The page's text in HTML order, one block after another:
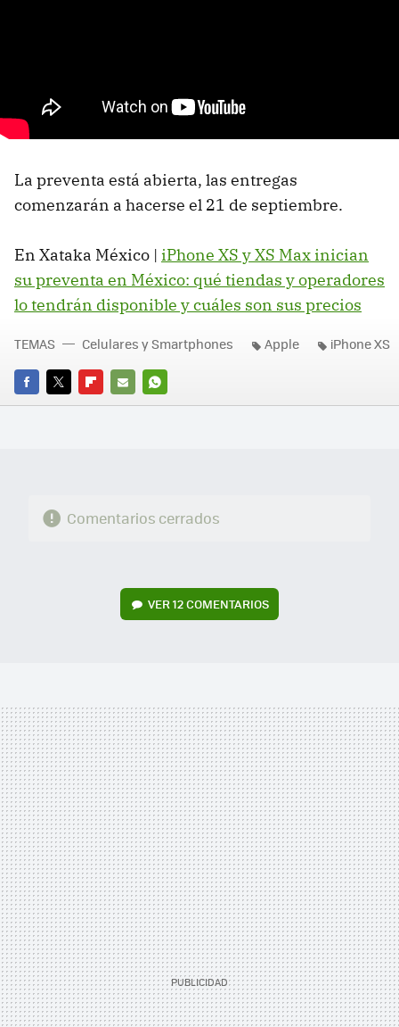
La preventa está abierta, las entregas
comenzarán a hacerse el 21 de septiembre.
En Xataka México | iPhone XS y XS Max inician
su preventa en México: qué tiendas y operadores
lo tendrán disponible y cuáles son sus precios
FACEBOOK
TWITTERFLIPBOARD
E-
WHATSAPP
TEMAS Celulares y Smartphones Apple iPhone XS
Comentarios cerrados
VER 12 COMENTARIOS